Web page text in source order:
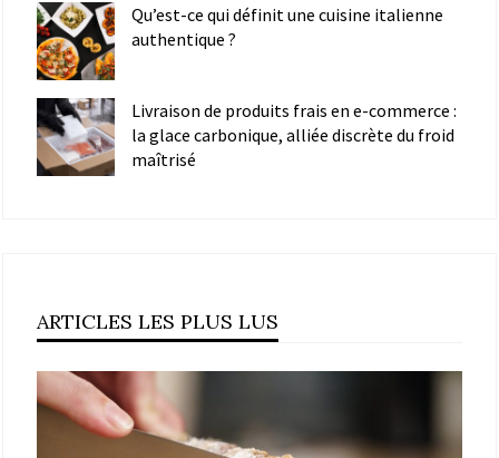
Qu’est-ce qui définit une cuisine italienne
authentique ?
Livraison de produits frais en e-commerce :
la glace carbonique, alliée discrète du froid
maîtrisé
ARTICLES LES PLUS LUS